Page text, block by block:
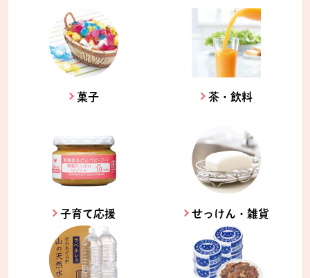
菓子 茶・飲料
子育て応援 せっけん・雑貨